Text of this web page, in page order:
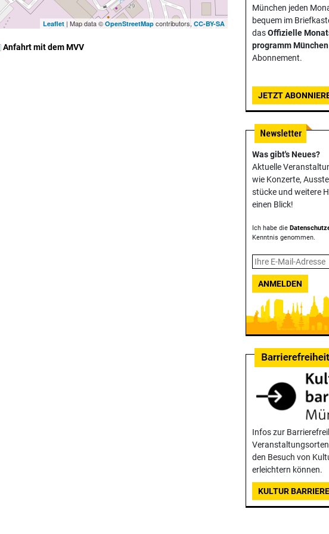
Leaflet | Map data ©OpenStreetMap contributors, CC-BY-SA
Anfahrt mit dem MVV
München jeden
bequem im
dasOffizielle
programm München
Abonnement.
JETZT
Was gibt's Neues?
Aktuelle
wie Konzerte,
stücke und weitere
einen Blick!
Ich habe die
Kenntnis genommen.
ANMELDEN
Infos zur
den Besuch von
erleichtern können.
KULTUR